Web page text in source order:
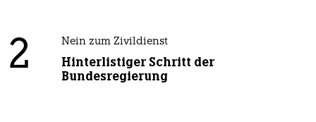
2 Nein zum Zivildienst
Hinterlistiger Schritt der
Bundesregierung